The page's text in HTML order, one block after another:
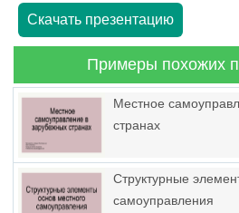
Скачать презентацию
Примеры похожих
Местное
странах
Структурные
самоуправления